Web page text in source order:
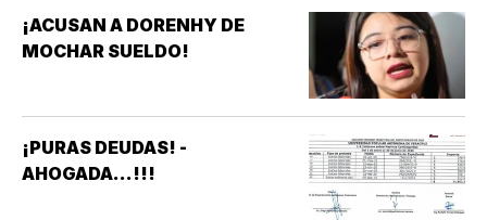
AFECTAN ELEVADORES,
TRATAMIENTOS MÉDICOS Y
¡ACUSAN A DORENHY DE
MOCHAR SUELDO!
¡PURAS DEUDAS! -
AHOGADA...!!!